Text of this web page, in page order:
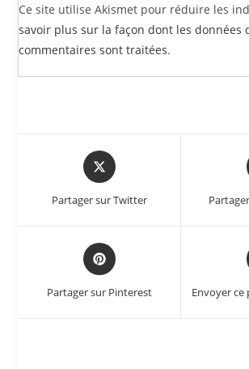
Ce site utilise Akismet pour réduire les
savoir plus sur la façon dont les données
commentaires sont traitées.
Partager sur Twitter
Partager sur Pinterest Envoyer